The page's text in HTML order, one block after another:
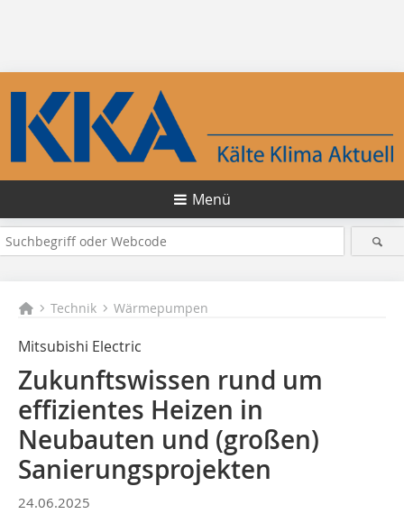
Menü
Technik Wärmepumpen
Mitsubishi Electric
Zukunftswissen rund um
effizientes Heizen in
Neubauten und (großen)
Sanierungsprojekten
24.06.2025